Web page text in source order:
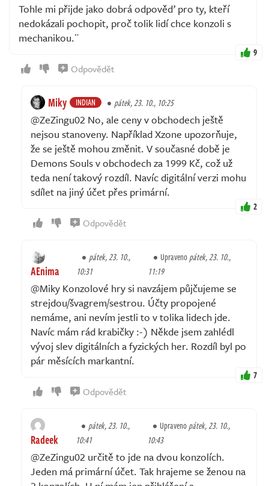
Tohle mi přijde jako dobrá odpověď pro ty, kteří
nedokázali pochopit, proč tolik lidí chce konzoli s
mechanikou.¨
9
Odpovědět
Miky INDIAN pátek, 23. 10., 10:25
@ZeZingu02 No, ale ceny v obchodech ještě
nejsou stanoveny. Například Xzone upozorňuje,
že se ještě mohou změnit. V současné době je
Demons Souls v obchodech za 1999 Kč, což už
teda není takový rozdíl. Navíc digitální verzi mohu
sdílet na jiný účet přes primární.
2
Odpovědět
AEnima
pátek, 23. 10.,
10:31
Upravenopátek, 23. 10.,
11:19
@Miky Konzolové hry si navzájem půjčujeme se
strejdou/švagrem/sestrou. Účty propojené
nemáme, ani nevím jestli to v tolika lidech jde.
Navíc mám rád krabičky :-) Někde jsem zahlédl
vývoj slev digitálních a fyzických her. Rozdíl byl po
pár měsících markantní.
7
Odpovědět
Radeek
pátek, 23. 10.,
10:41
Upravenopátek, 23. 10.,
10:43
@ZeZingu02 určitě to jde na dvou konzolích.
Jeden má primární účet. Tak hrajeme se ženou na